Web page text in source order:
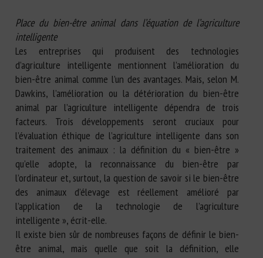
Place du bien-être animal dans l’équation de l’agriculture
intelligente
Les entreprises qui produisent des technologies
d’agriculture intelligente mentionnent l’amélioration du
bien-être animal comme l’un des avantages. Mais, selon M.
Dawkins, l’amélioration ou la détérioration du bien-être
animal par l’agriculture intelligente dépendra de trois
facteurs. Trois développements seront cruciaux pour
l’évaluation éthique de l’agriculture intelligente dans son
traitement des animaux : la définition du « bien-être »
qu’elle adopte, la reconnaissance du bien-être par
l’ordinateur et, surtout, la question de savoir si le bien-être
des animaux d’élevage est réellement amélioré par
l’application de la technologie de l’agriculture
intelligente », écrit-elle.
Il existe bien sûr de nombreuses façons de définir le bien-
être animal, mais quelle que soit la définition, elle